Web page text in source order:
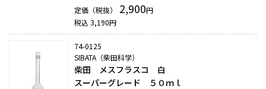
定価（税抜）
2,900円
税込 3,190円
74-0125
SIBATA（柴田科学）
柴田 メスフラスコ 白
スーパーグレード ５０ｍｌ